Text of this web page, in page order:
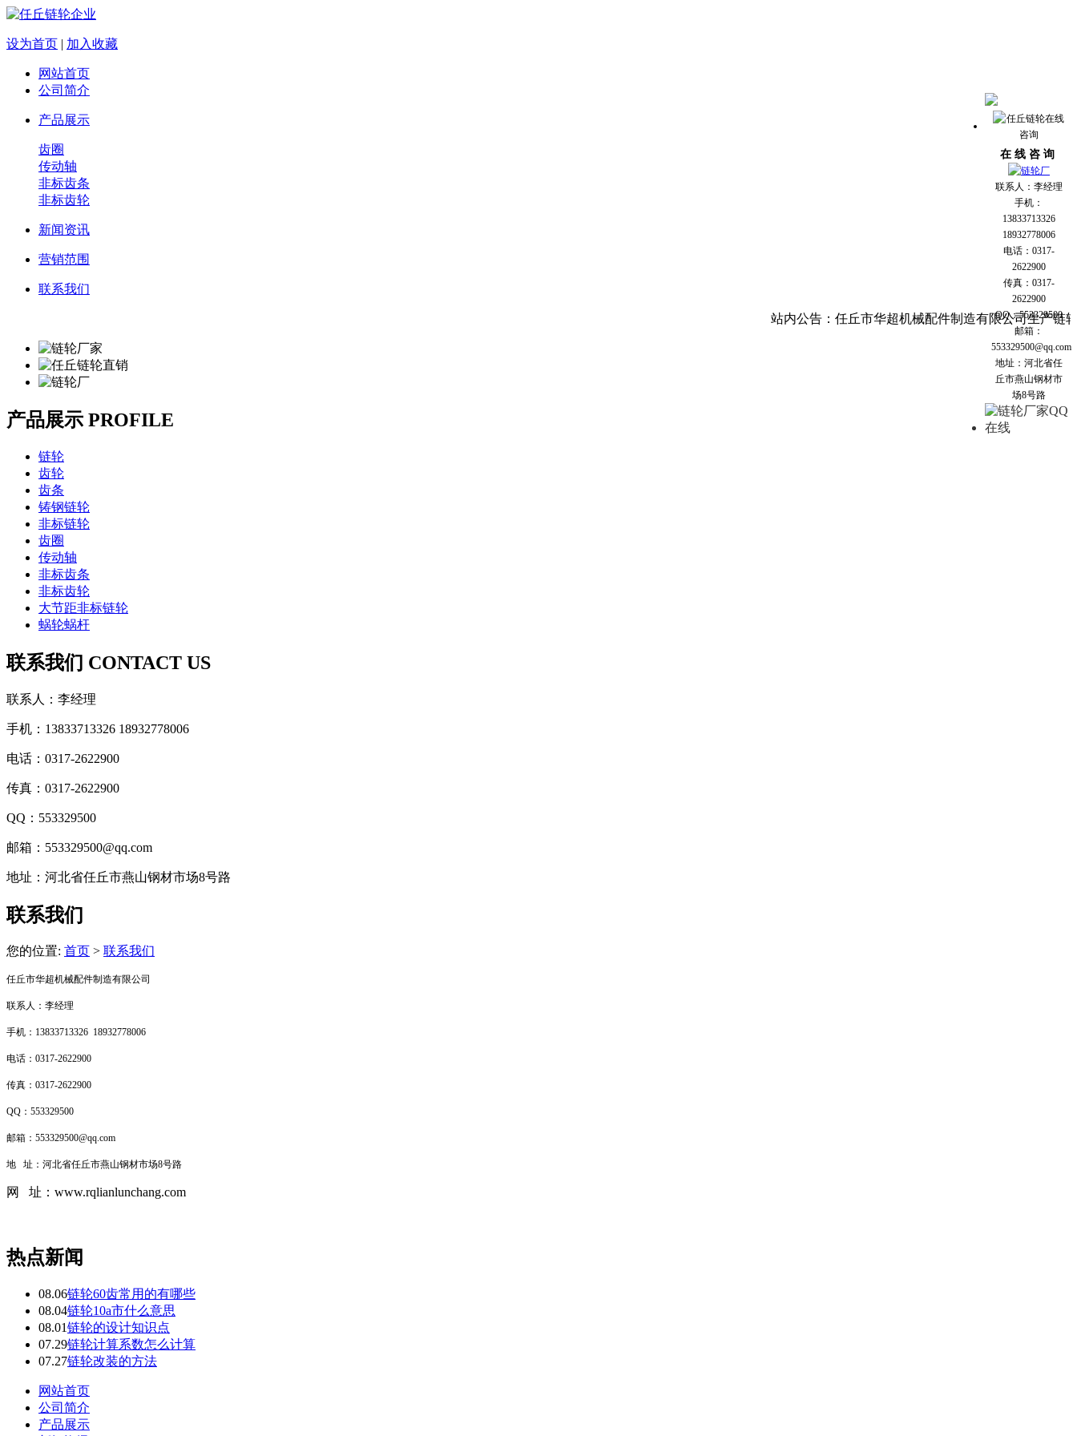
设为首页 | 加入收藏
网站首页
公司简介
产品展示
齿圈
传动轴
非标齿条
非标齿轮
新闻资讯
营销范围
联系我们
站内公告：任丘市华超机械配件制造有限公司生产链轮
产品展示 PROFILE
链轮
齿轮
齿条
铸钢链轮
非标链轮
齿圈
传动轴
非标齿条
非标齿轮
大节距非标链轮
蜗轮蜗杆
联系我们 CONTACT US
联系人：李经理
手机：13833713326 18932778006
电话：0317-2622900
传真：0317-2622900
QQ：553329500
邮箱：553329500@qq.com
地址：河北省任丘市燕山钢材市场8号路
联系我们
您的位置: 首页 > 联系我们
任丘市华超机械配件制造有限公司
联系人：李经理
手机：13833713326 18932778006
电话：0317-2622900
传真：0317-2622900
QQ：553329500
邮箱：553329500@qq.com
地 址：河北省任丘市燕山钢材市场8号路
网 址：www.rqlianlunchang.com
热点新闻
08.06链轮60齿常用的有哪些
08.04链轮10a市什么意思
08.01链轮的设计知识点
07.29链轮计算系数怎么计算
07.27链轮改装的方法
网站首页
公司简介
产品展示
在 线 咨 询
联系人：李经理
手机：
13833713326
18932778006
电话：0317-
2622900
传真：0317-
2622900
QQ：553329500
邮箱：
553329500@qq.com
地址：河北省任
丘市燕山钢材市
场8号路